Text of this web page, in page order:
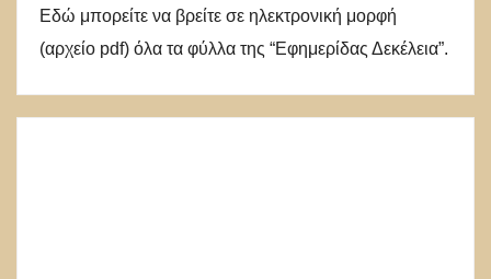
Εδώ μπορείτε να βρείτε σε ηλεκτρονική μορφή
(αρχείο pdf) όλα τα φύλλα της “Εφημερίδας Δεκέλεια”.